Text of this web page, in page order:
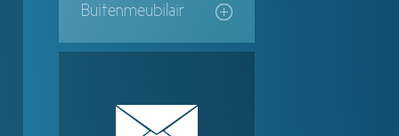
Buitenmeubilair